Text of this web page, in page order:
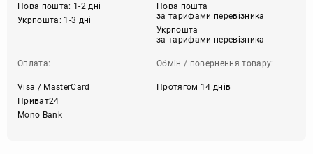
Нова пошта: 1-2 дні
Укрпошта: 1-3 дні
Нова пошта
за тарифами перевізника
Укрпошта
за тарифами перевізника
Оплата:
Visa / MasterCard
Приват24
Mono Bank
Обмін / повернення товару:
Протягом 14 днів